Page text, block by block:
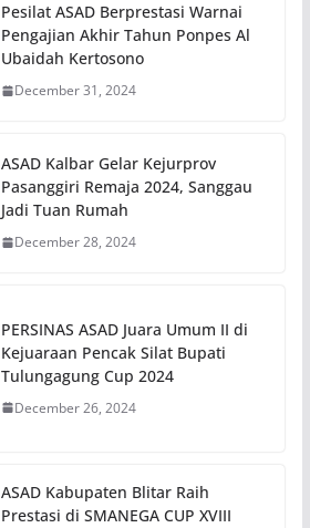
Pesilat ASAD Berprestasi Warnai
Pengajian Akhir Tahun Ponpes Al
Ubaidah Kertosono
December 31, 2024
ASAD Kalbar Gelar Kejurprov
Pasanggiri Remaja 2024, Sanggau
Jadi Tuan Rumah
December 28, 2024
PERSINAS ASAD Juara Umum II di
Kejuaraan Pencak Silat Bupati
Tulungagung Cup 2024
December 26, 2024
ASAD Kabupaten Blitar Raih
Prestasi di SMANEGA CUP XVIII